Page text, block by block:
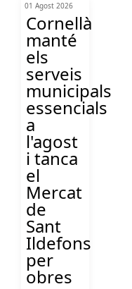
01 Agost 2026
Cornellà
manté
els
serveis
municipals
essencials
a
l'agost
i tanca
el
Mercat
de
Sant
Ildefons
per
obres